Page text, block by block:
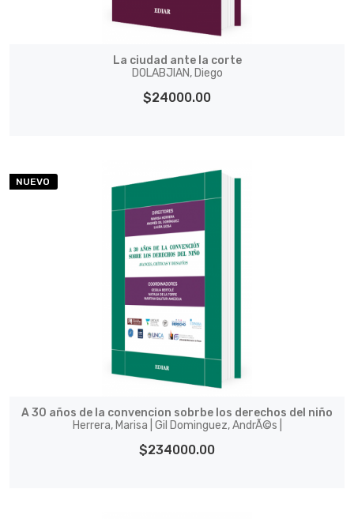
La ciudad ante la corte
DOLABJIAN, Diego
$24000.00
NUEVO
A 30 años de la convencion sobrbe los derechos del niño
Herrera, Marisa | Gil Dominguez, AndrÃ©s |
$234000.00